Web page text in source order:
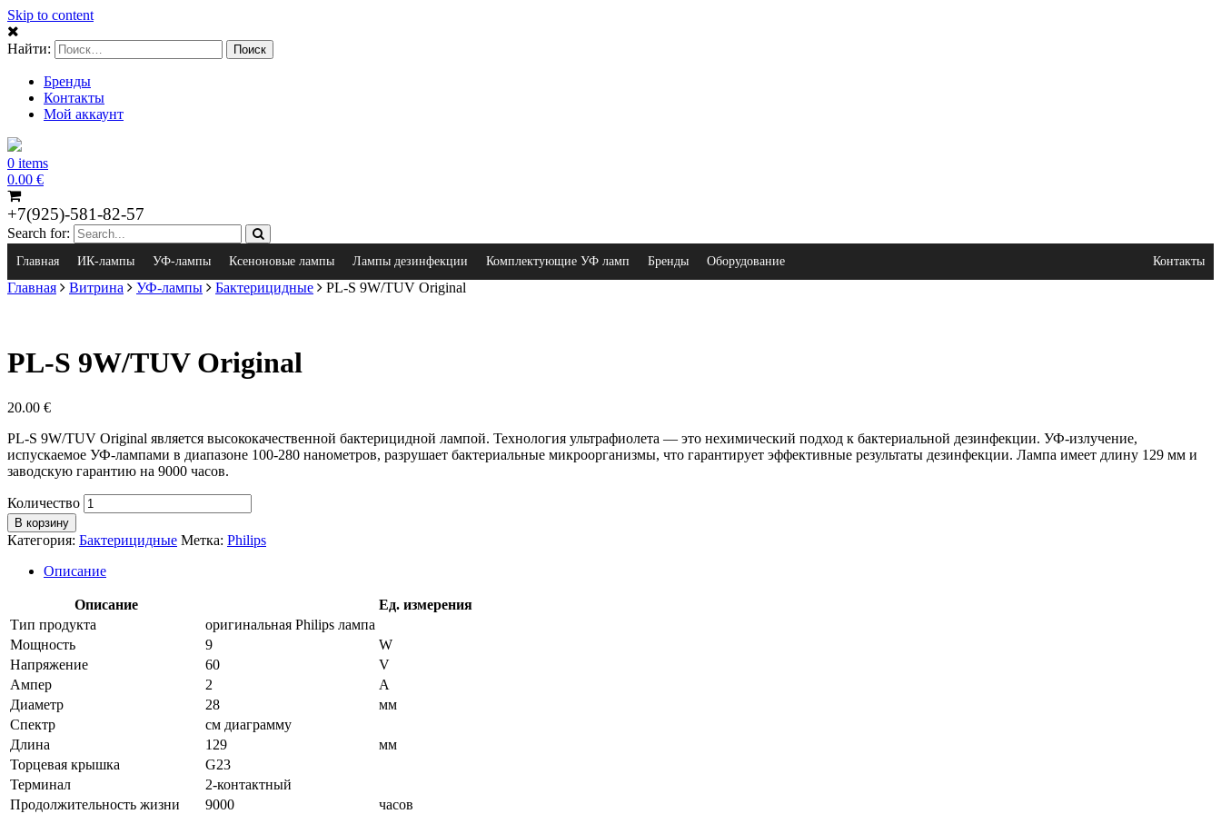
Skip to content
Найти:
Бренды
Контакты
Мой аккаунт
0 items
0.00 €
+7(925)-581-82-57
Search for:
Главная ИК-лампы УФ-лампы Ксеноновые лампы Лампы дезинфекции Комплектующие УФ ламп Бренды Оборудование Контакты
Главная Витрина УФ-лампы Бактерицидные PL-S 9W/TUV Original
PL-S 9W/TUV Original
20.00 €
PL-S 9W/TUV Original является высококачественной бактерицидной лампой. Технология ультрафиолета — это нехимический подход к бактериальной дезинфекции. УФ-излучение,
испускаемое УФ-лампами в диапазоне 100-280 нанометров, разрушает бактериальные микроорганизмы, что гарантирует эффективные результаты дезинфекции. Лампа имеет длину 129 мм и
заводскую гарантию на 9000 часов.
Количество
В корзину
Категория: Бактерицидные Метка: Philips
Описание
Описание
Ед. измерения
Тип продукта
оригинальная Philips лампа
Мощность
9
W
Напряжение
60
V
Ампер
2
A
Диаметр
28
мм
Спектр
см диаграмму
Длина
129
мм
Торцевая крышка
G23
Терминал
2-контактный
Продолжительность жизни
9000
часов